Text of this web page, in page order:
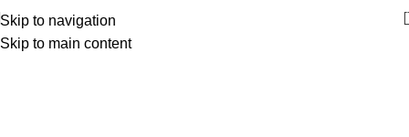
Skip to navigation
Skip to main content